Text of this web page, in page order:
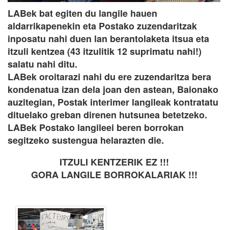
LABek bat egiten du langile hauen
aldarrikapenekin eta Postako zuzendaritzak
inposatu nahi duen lan berantolaketa itsua eta
itzuli kentzea (43 itzulitik 12 suprimatu nahi!)
salatu nahi ditu.
LABek oroitarazi nahi du ere zuzendaritza bera
kondenatua izan dela joan den astean, Baionako
auzitegian, Postak interimer langileak kontratatu
dituelako greban direnen hutsunea betetzeko.
LABek Postako langileei beren borrokan
segitzeko sustengua helarazten die.
ITZULI KENTZERIK EZ !!!
GORA LANGILE BORROKALARIAK !!!